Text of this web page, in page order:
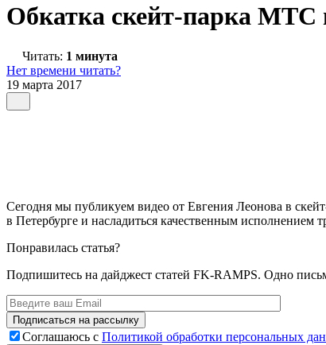
Обкатка скейт-парка
Читать: 1 минута
Нет времени читать?
19 марта 2017
Сегодня мы публикуем видео от Евгения Леонова в
в Петербурге и насладиться качественным исполнением
Понравилась статья?
Подпишитесь на дайджест статей FK-RAMPS. Одно
Соглашаюсь с Политикой обработки персональных